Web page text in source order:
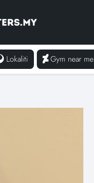
Lokaliti Gym near me